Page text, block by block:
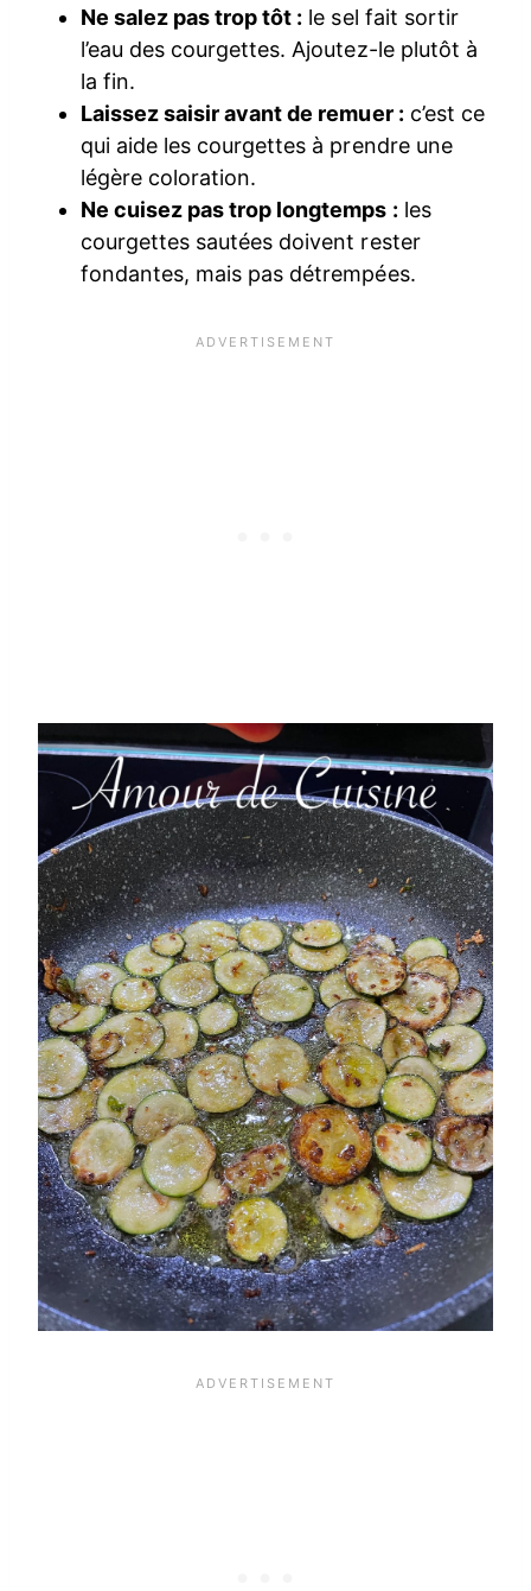
Ne salez pas trop tôt : le sel fait sortir
l’eau des courgettes. Ajoutez-le plutôt à
la fin.
Laissez saisir avant de remuer : c’est ce
qui aide les courgettes à prendre une
légère coloration.
Ne cuisez pas trop longtemps : les
courgettes sautées doivent rester
fondantes, mais pas détrempées.